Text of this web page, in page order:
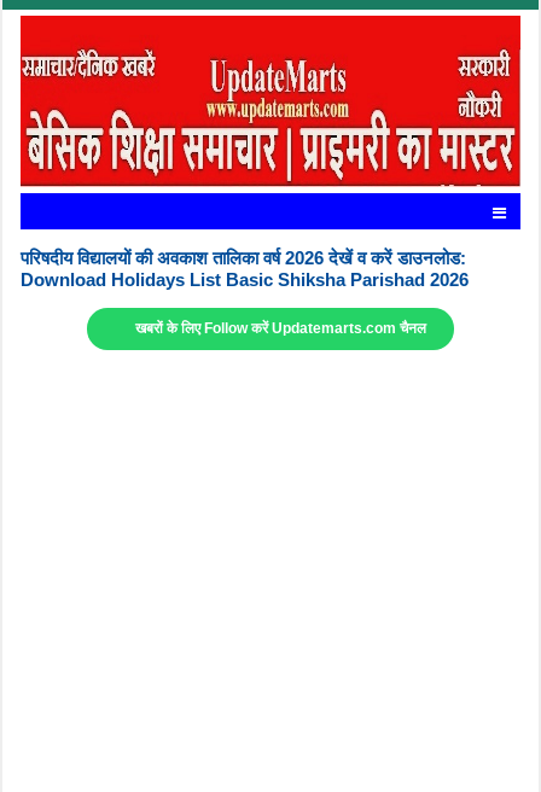
परिषदीय विद्यालयों की अवकाश तालिका वर्ष 2026 देखें व करें डाउनलोड:
Download Holidays List Basic Shiksha Parishad 2026
खबरों के लिए Follow करें Updatemarts.com चैनल